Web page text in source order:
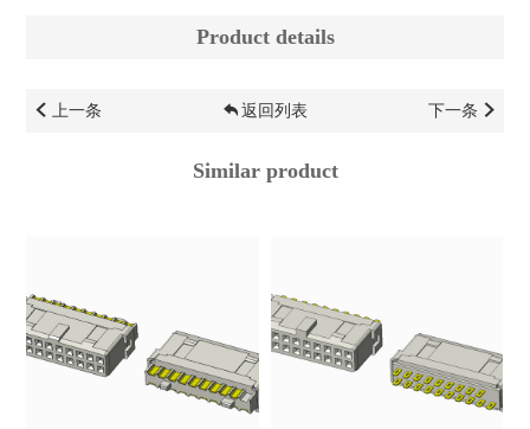
Product details
上一条 返回列表 下一条
Similar product